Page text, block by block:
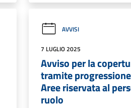
AVVISI
7 LUGLIO 2025
Avviso per la
tramite
Aree riservata al
ruolo